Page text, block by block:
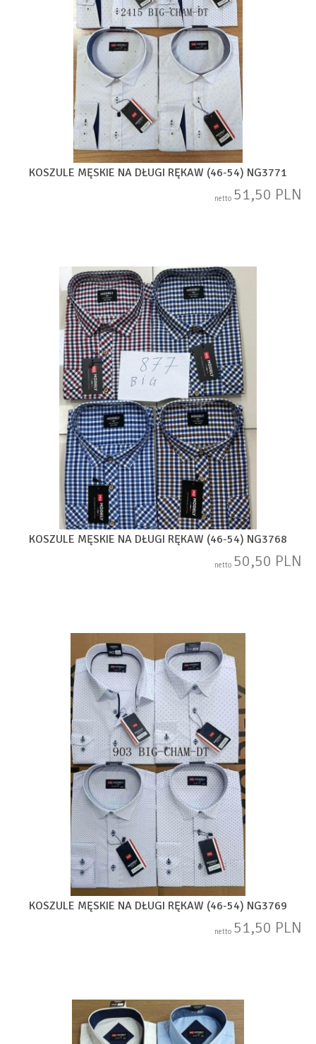
KOSZULE MĘSKIE NA DŁUGI RĘKAW (46-54) NG3771
netto 51,50 PLN
KOSZULE MĘSKIE NA DŁUGI RĘKAW (46-54) NG3768
netto 50,50 PLN
KOSZULE MĘSKIE NA DŁUGI RĘKAW (46-54) NG3769
netto 51,50 PLN